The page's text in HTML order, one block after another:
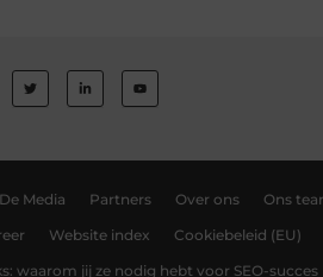
Media Partners Over ons Ons
Website index Cookiebeleid (EU)
waarom jij ze nodig hebt voor SEO-succes